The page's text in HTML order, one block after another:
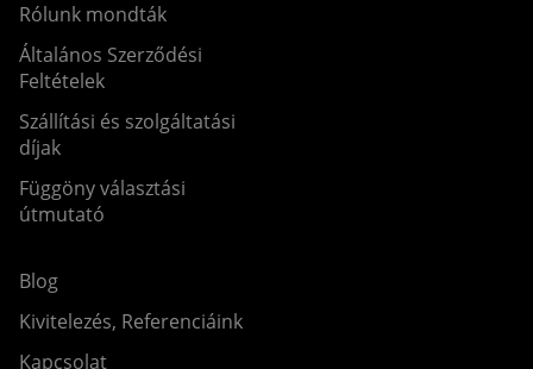
Rólunk mondták
Általános Szerződési
Feltételek
Szállítási és szolgáltatási
díjak
Függöny választási
útmutató
Blog
Kivitelezés, Referenciáink
Kapcsolat